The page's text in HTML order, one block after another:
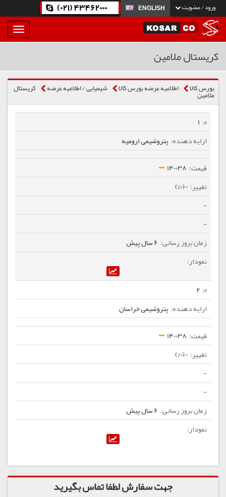
ورود / عضویت ENGLISH
(021) 43462000
بار
و
کریستال ملامین
بورس کالا اطلاعیه عرضه بورس کالا شیمیایی / اطلاعیه عرضه کریستال
ملامین
1
پتروشیمی ارومیه
140038
0 (0%)
-
-
6 سال پیش
2
پتروشیمی خراسان
140038
0 (0%)
-
-
6 سال پیش
جهت سفارش لطفا تماس بگیرید